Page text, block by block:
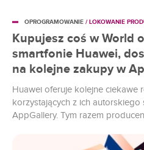
Kupujesz coś w World
smartfonie Huawei,
na kolejne zakupy w
Huawei oferuje kolejne ciekawe
korzystających z ich autorskiego
AppGallery. Tym razem
OPROGRAMOWANIE / LOKOWANIE